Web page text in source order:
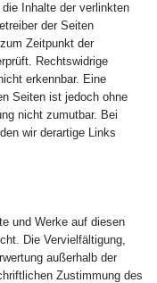
Inhalte der verlinkten
der Seiten
Zeitpunkt der
Rechtswidrige
erkennbar. Eine
Seiten ist jedoch ohne
nicht zumutbar. Bei
wir derartige Links
und Werke auf diesen
Die Vervielfältigung,
außerhalb der
Zustimmung des